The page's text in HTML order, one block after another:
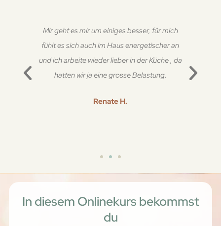
Mir geht es mir um einiges besser, für mich
fühlt es sich auch im Haus energetischer an
und ich arbeite wieder lieber in der Küche , da
hatten wir ja eine grosse Belastung.
Renate H.
In diesem Onlinekurs bekommst
du